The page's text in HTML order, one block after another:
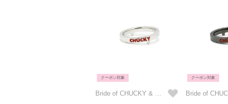
クーポン対象
Bride of CHUCKY & TIFFANY(チャッキー & ティファニー) シルバー ペアリング/単品
クーポン対象